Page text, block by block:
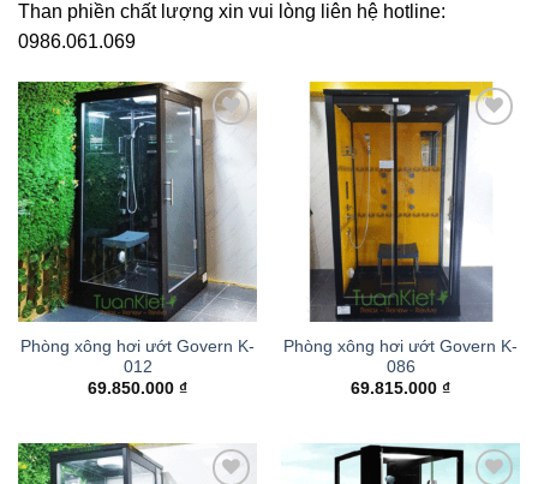
Than phiền chất lượng xin vui lòng liên hệ hotline:
0986.061.069
Add to
wishlist
Phòng xông hơi ướt Govern K-
012
69.850.000 ₫
Add to
wishlist
Phòng xông hơi ướt Govern K-
086
69.815.000 ₫